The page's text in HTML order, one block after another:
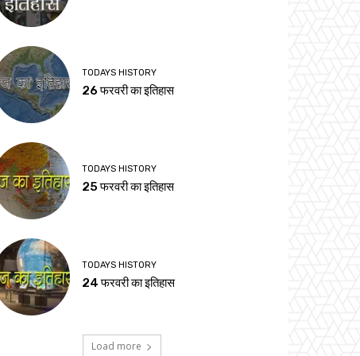
TODAYS HISTORY
26 फरवरी का इतिहास
TODAYS HISTORY
25 फरवरी का इतिहास
TODAYS HISTORY
24 फरवरी का इतिहास
Load more